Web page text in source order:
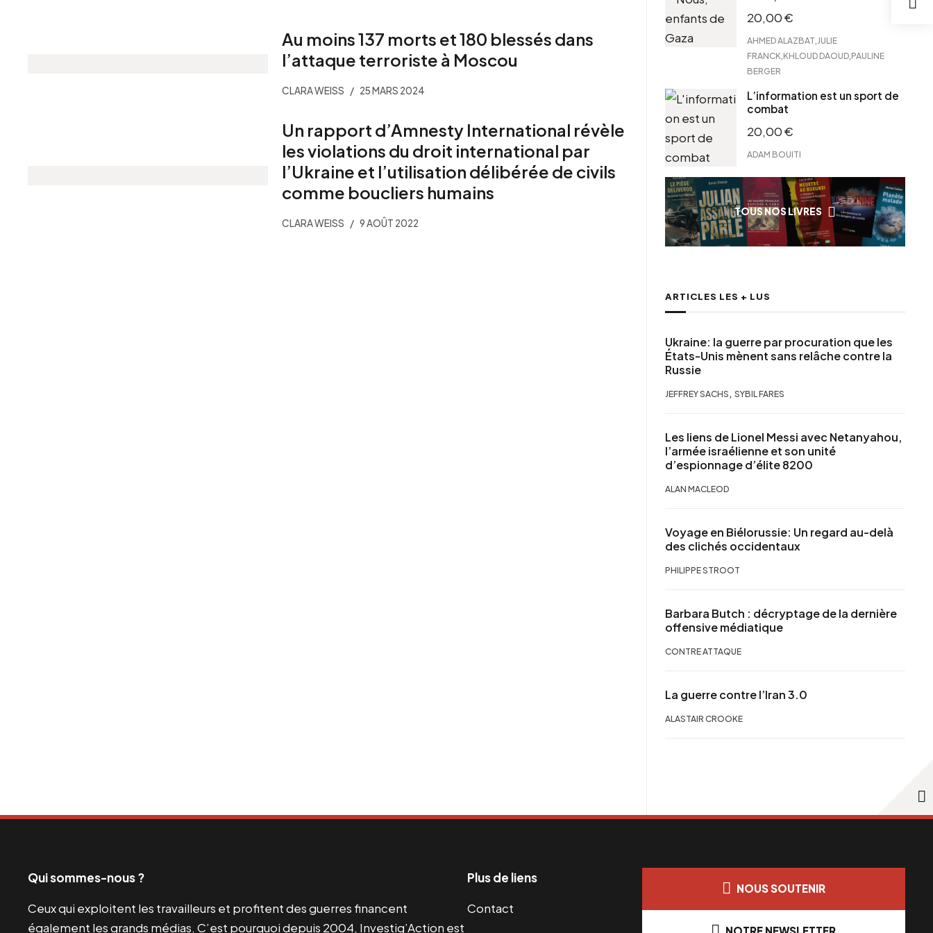
Au moins 137 morts et 180 blessés dans
l’attaque terroriste à Moscou
CLARA WEISS 25 MARS 2024
Un rapport d’Amnesty International révèle
les violations du droit international par
l’Ukraine et l’utilisation délibérée de civils
comme boucliers humains
CLARA WEISS 9 AOÛT 2022
20,00€
AHMED ALAZBAT JULIE
FRANCK KHLOUD DAOUD PAULINE
BERGER
L’information est un sport de
combat
20,00€
ADAM BOUITI
TOUS NOS LIVRES
ARTICLES LES + LUS
Ukraine: la guerre par procuration que les
États-Unis mènent sans relâche contre la
Russie
JEFFREY SACHS , SYBIL FARES
Les liens de Lionel Messi avec Netanyahou,
l’armée israélienne et son unité
d’espionnage d’élite 8200
ALAN MACLEOD
Voyage en Biélorussie: Un regard au-delà
des clichés occidentaux
PHILIPPE STROOT
Barbara Butch : décryptage de la dernière
offensive médiatique
CONTRE ATTAQUE
La guerre contre l’Iran 3.0
ALASTAIR CROOKE
Qui sommes-nous ?
Ceux qui exploitent les travailleurs et profitent des guerres financent
également les grands médias. C’est pourquoi depuis 2004, Investig’Action est
Plus de liens
Contact
NOUS SOUTENIR